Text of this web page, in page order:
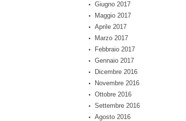
Giugno 2017
Maggio 2017
Aprile 2017
Marzo 2017
Febbraio 2017
Gennaio 2017
Dicembre 2016
Novembre 2016
Ottobre 2016
Settembre 2016
Agosto 2016